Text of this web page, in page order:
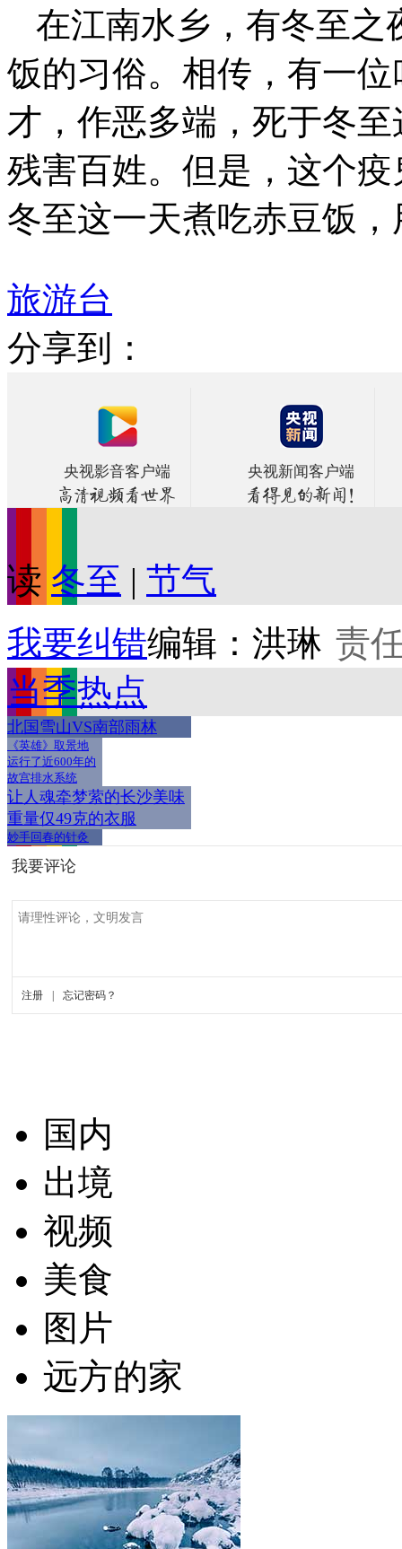
在江南水乡，有冬至之
饭的习俗。相传，有一
才，作恶多端，死于冬
残害百姓。但是，这个
冬至这一天煮吃赤豆饭
旅游台
分享到：
央视影音客户端 央视新闻客户端
读 冬至 | 节气
我要纠错编辑：洪琳 责
当季热点
北国雪山VS南部雨林
《英雄》取景地
运行了近600年的
故宫排水系统
让人魂牵梦萦的长沙美味
重量仅49克的衣服
妙手回春的针灸
国内
出境
视频
美食
图片
远方的家